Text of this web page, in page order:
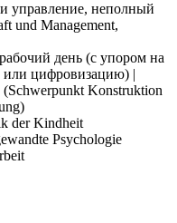
управление, неполный
und Management,
день (с упором на
или цифровизацию) |
(Schwerpunkt Konstruktion
der Kindheit
Psychologie